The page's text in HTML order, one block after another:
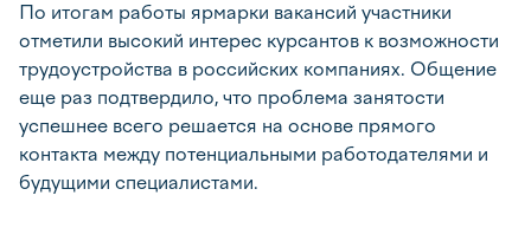
По итогам работы ярмарки вакансий участники
отметили высокий интерес курсантов к возможности
трудоустройства в российских компаниях. Общение
еще раз подтвердило, что проблема занятости
успешнее всего решается на основе прямого
контакта между потенциальными работодателями и
будущими специалистами.